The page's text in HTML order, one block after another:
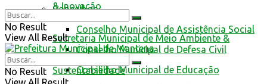
Conselhos
Conselho Municipal de Assistência Social
Conselho Municipal de Defesa Civil
Conselho Municipal de Educação
& Inovação
Secretaria Municipal de Meio Ambiente &
Sustentabilidade
No Result
View All Result
No Result